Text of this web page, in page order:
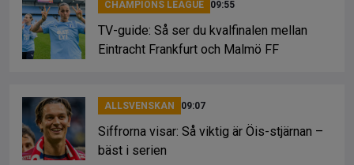
CHAMPIONS LEAGUE 09:55
TV-guide: Så ser du kvalfinalen mellan
Eintracht Frankfurt och Malmö FF
ALLSVENSKAN 09:07
Siffrorna visar: Så viktig är Öis-stjärnan –
bäst i serien